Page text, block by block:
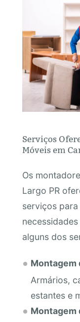
Serviços
Móveis em
Os
Largo PR
serviços
alguns dos
Montagem
Armários,
estantes e
Montagem